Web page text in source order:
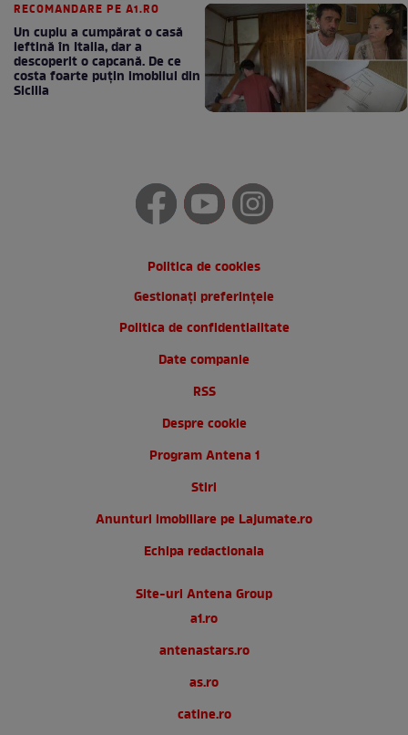
RECOMANDARE PE A1.RO
Un cuplu a cumpărat o casă
ieftină în Italia, dar a
descoperit o capcană. De ce
costa foarte puțin imobilul din
Sicilia
Politica de cookies
Gestionați preferințele
Politica de confidentialitate
Date companie
RSS
Despre cookie
Program Antena 1
Stiri
Anunturi imobiliare pe Lajumate.ro
Echipa redactionala
Site-uri Antena Group
a1.ro
antenastars.ro
as.ro
catine.ro